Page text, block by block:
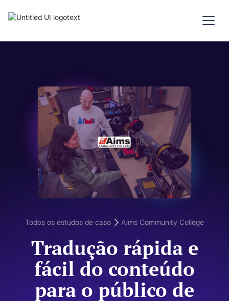
Todos os estudos de caso Aims Community College
Tradução rápida e
fácil do conteúdo
para o público de